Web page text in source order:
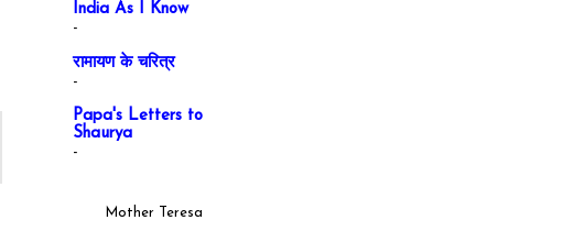
India As I Know
-
रामायण के चरित्र
-
Papa's Letters to
Shaurya
-
Mother Teresa